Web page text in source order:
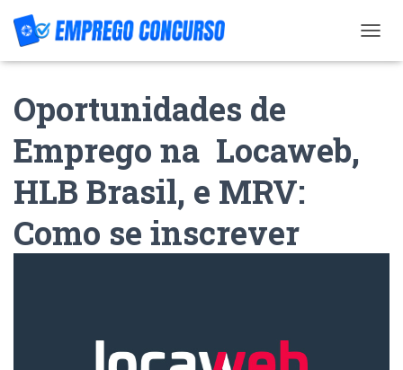
O
Oportunidades de
Emprego na Locaweb,
HLB Brasil, e MRV:
Como se inscrever